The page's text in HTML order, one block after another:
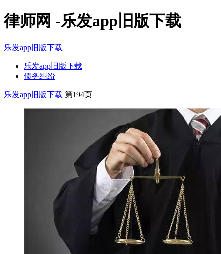
律师网 -乐发app旧版下载
乐发app旧版下载
乐发app旧版下载
债务纠纷
乐发app旧版下载 第194页